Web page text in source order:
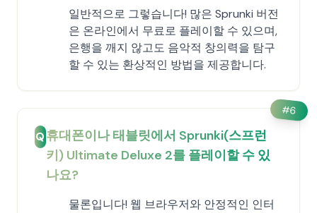
일반적으로 그렇습니다! 많은 Sprunki 버전
은 온라인에서 무료로 플레이할 수 있으며,
은행을 깨지 않고도 음악적 창의력을 탐구
할 수 있는 환상적인 방법을 제공합니다.
#6
Q휴대폰이나 태블릿에서 Sprunki(스프런
키) Ultimate Deluxe 2를 플레이할 수 있
나요?
물론입니다! 웹 브라우저와 안정적인 인터